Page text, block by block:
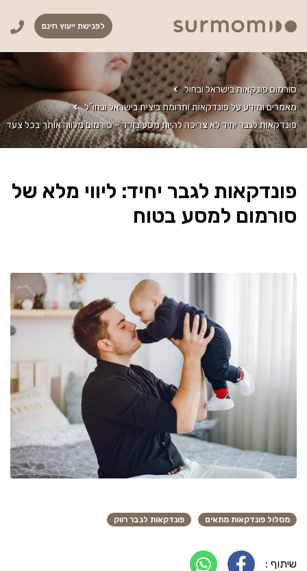
לפגישת ייעוץ חינם
סורמום פונקאות בישראל ובחול
מאמרים ומידע על פונדקאות ותרומת ביצית בישראל ובחו"ל
פונדקאות לגבר יחיד לא צריכה להיות מסע בודד – סורמום מלווה אותך בכל צעד
פונדקאות לגבר יחיד: ליווי מלא של
סורמום למסע בטוח
מסלול פונדקאות מתאים פונדקאות לגבר רווק
שיתוף :